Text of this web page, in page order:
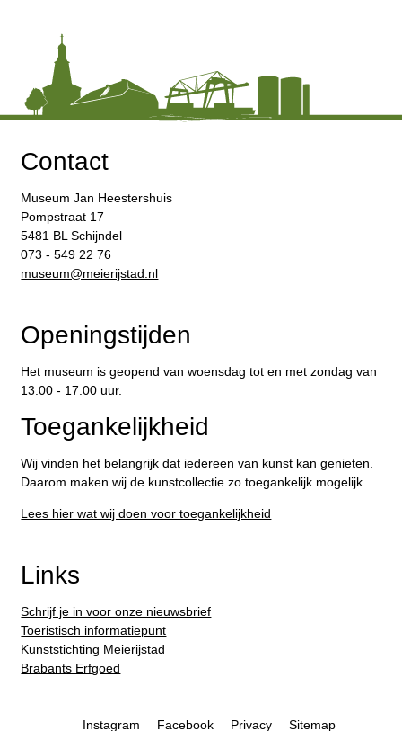
Contact
Museum Jan Heestershuis
Pompstraat 17
5481 BL Schijndel
073 - 549 22 76
​museum@meierijstad.nl
Openingstijden
Het museum is geopend van woensdag tot en met zondag van
13.00 - 17.00 uur.
Toegankelijkheid
Wij vinden het belangrijk dat iedereen van kunst kan genieten.
Daarom maken wij de kunstcollectie zo toegankelijk mogelijk.
Lees hier wat wij doen voor toegankelijkheid
Links
Schrijf je in voor onze nieuwsbrief
Toeristisch informatiepunt
Kunststichting Meierijstad
Brabants Erfgoed
Instagram Facebook Privacy Sitemap